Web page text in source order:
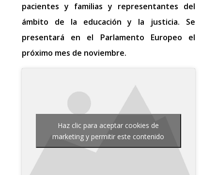
pacientes y familias y representantes del
ámbito de la educación y la justicia. Se
presentará en el Parlamento Europeo el
próximo mes de noviembre.
Haz clic para aceptar cookies de
marketing y permitir este contenido